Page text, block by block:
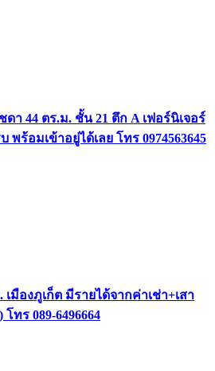
า 44 ตร.ม. ชั้น 21 ตึก A เฟอร์นิเจอร์
พร้อมเข้าอยู่ได้เลย โทร 0974563645
เมืองภูเก็ต มีรายได้จากค่าเช่า+เสา
ร 089-6496664